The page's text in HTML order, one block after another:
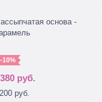
основа -
-10%
руб.
руб.